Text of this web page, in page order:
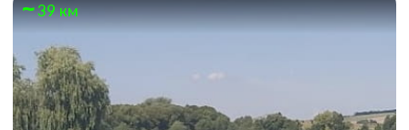
39 км